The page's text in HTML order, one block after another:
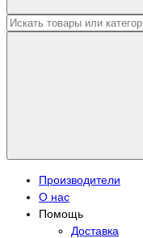
Производители
О нас
Помощь
Доставка